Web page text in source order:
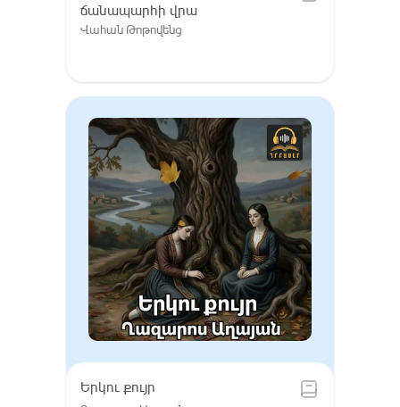
ճանապարհի վրա
Վահան Թոթովենց
Երկու քույր